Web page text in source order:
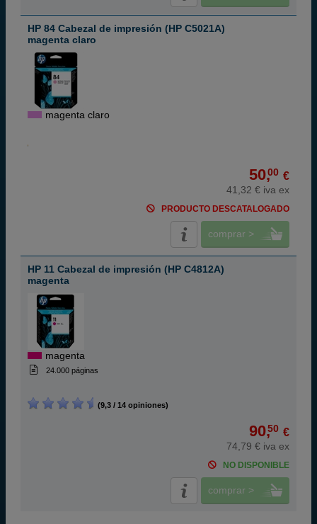
HP 84 Cabezal de impresión (HP C5021A)
magenta claro
magenta claro
50,00 €
41,32 € iva ex
PRODUCTO DESCATALOGADO
comprar >
HP 11 Cabezal de impresión (HP C4812A)
magenta
magenta
24.000 páginas
(9,3 / 14 opiniones)
90,50 €
74,79 € iva ex
NO DISPONIBLE
comprar >